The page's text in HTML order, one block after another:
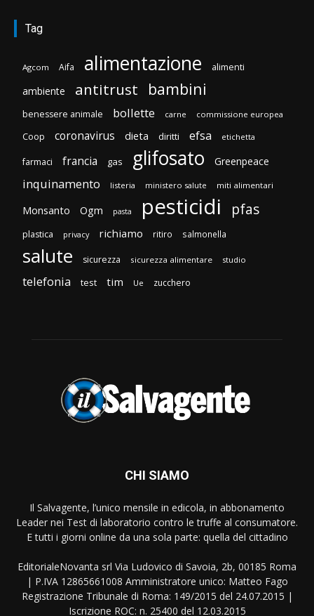
Tag
Agcom Aifa alimentazione alimenti
ambiente antitrust bambini
benessere animale bollette carne commissione europea
Coop coronavirus dieta diritti efsa etichetta
farmaci francia gas glifosato Greenpeace
inquinamento listeria ministero salute miti alimentari
Monsanto Ogm pasta pesticidi pfas
plastica privacy richiamo ritiro salmonella
salute sicurezza sicurezza alimentare studio
telefonia test tim Ue zucchero
CHI SIAMO
Il Salvagente, l’unico mensile in edicola, in abbonamento
Leader nei Test di laboratorio contro le truffe al consumatore.
E tutti i giorni online da una sola parte: quella del cittadino
EditorialeNovanta srl Via Ludovico di Savoia, 2b, 00185 Roma
| P.IVA 12865661008 Amministratore unico: Matteo Fago
Registrazione Tribunale di Roma: 149/2015 del 24.07.2015 |
Iscrizione ROC: n. 25400 del 12.03.2015